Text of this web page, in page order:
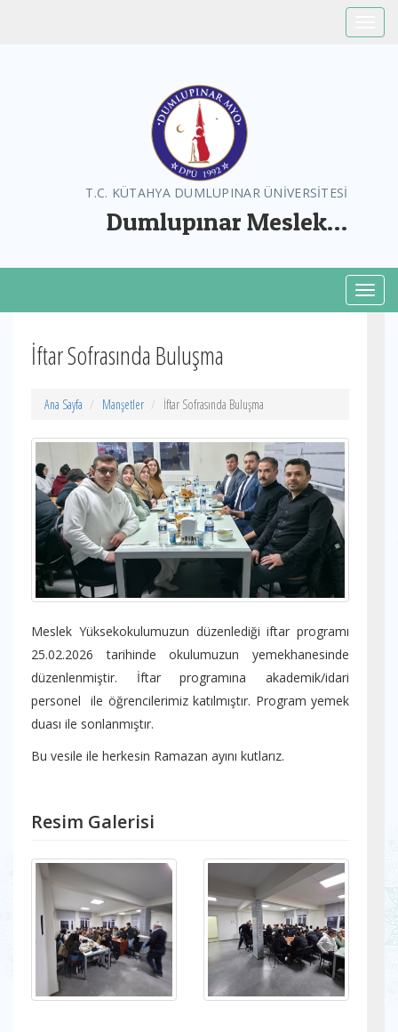
T.C. KÜTAHYA DUMLUPINAR ÜNİVERSİTESİ
Dumlupınar Meslek
İftar Sofrasında Buluşma
Ana Sayfa Manşetler İftar Sofrasında Buluşma
Meslek Yüksekokulumuzun düzenlediği iftar programı
25.02.2026 tarihinde okulumuzun yemekhanesinde
düzenlenmiştir. İftar programına akademik/idari
personel ile öğrencilerimiz katılmıştır. Program yemek
duası ile sonlanmıştır.
Bu vesile ile herkesin Ramazan ayını kutlarız.
Resim Galerisi